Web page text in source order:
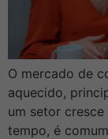
O mercado de
aquecido,
um setor
tempo, é